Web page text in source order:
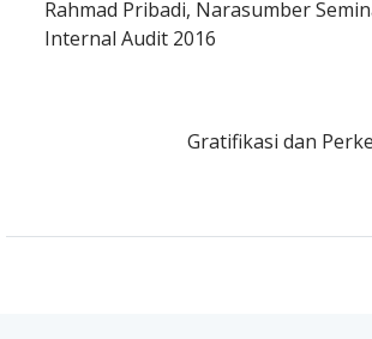
Rahmad Pribadi, Narasumber
Internal Audit 2016
Gratifikasi dan